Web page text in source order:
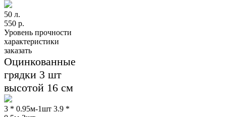
50 л.
550 р.
Уровень прочности
характеристики
заказать
Оцинкованные
грядки 3 шт
высотой 16 см
3 * 0.95м-1шт 3.9 *